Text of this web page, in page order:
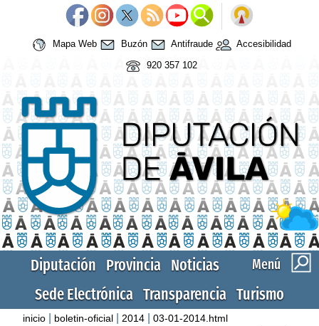
Mapa Web Buzón Antifraude
Accesibilidad
920 357 102
Menú
Diputación Provincia Noticias
Sede Electrónica Transparencia Turismo
inicio boletin-oficial 2014 |03-01-2014.html